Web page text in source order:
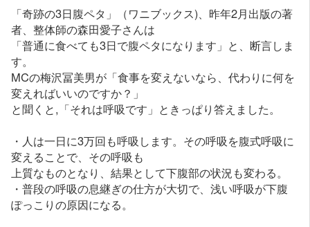
「奇跡の3日腹ペタ」（ワニブックス)、昨年2月出版の著
者、整体師の森田愛子さんは
「普通に食べても3日で腹ペタになります」と、断言しま
す。
MCの梅沢冨美男が「食事を変えないなら、代わりに何を
変えればいいのですか？」
と聞くと,「それは呼吸です」ときっぱり答えました。
・人は一日に3万回も呼吸します。その呼吸を腹式呼吸に
変えることで、その呼吸も
上質なものとなり、結果として下腹部の状況も変わる。
・普段の呼吸の息継ぎの仕方が大切で、浅い呼吸が下腹
ぽっこりの原因になる。